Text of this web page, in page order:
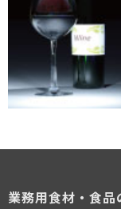
業務用食材・食